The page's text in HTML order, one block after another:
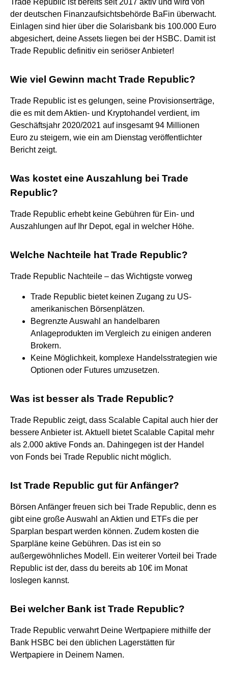
der deutschen Finanzaufsichtsbehörde BaFin überwacht.
Einlagen sind hier über die Solarisbank bis 100.000 Euro
abgesichert, deine Assets liegen bei der HSBC. Damit ist
Trade Republic definitiv ein seriöser Anbieter!
Wie viel Gewinn macht Trade Republic?
Trade Republic ist es gelungen, seine Provisionserträge,
die es mit dem Aktien- und Kryptohandel verdient, im
Geschäftsjahr 2020/2021 auf insgesamt 94 Millionen
Euro zu steigern, wie ein am Dienstag veröffentlichter
Bericht zeigt.
Was kostet eine Auszahlung bei Trade
Republic?
Trade Republic erhebt keine Gebühren für Ein- und
Auszahlungen auf Ihr Depot, egal in welcher Höhe.
Welche Nachteile hat Trade Republic?
Trade Republic Nachteile – das Wichtigste vorweg
Trade Republic bietet keinen Zugang zu US-
amerikanischen Börsenplätzen.
Begrenzte Auswahl an handelbaren
Anlageprodukten im Vergleich zu einigen anderen
Brokern.
Keine Möglichkeit, komplexe Handelsstrategien wie
Optionen oder Futures umzusetzen.
Was ist besser als Trade Republic?
Trade Republic zeigt, dass Scalable Capital auch hier der
bessere Anbieter ist. Aktuell bietet Scalable Capital mehr
als 2.000 aktive Fonds an. Dahingegen ist der Handel
von Fonds bei Trade Republic nicht möglich.
Ist Trade Republic gut für Anfänger?
Börsen Anfänger freuen sich bei Trade Republic, denn es
gibt eine große Auswahl an Aktien und ETFs die per
Sparplan bespart werden können. Zudem kosten die
Sparpläne keine Gebühren. Das ist ein so
außergewöhnliches Modell. Ein weiterer Vorteil bei Trade
Republic ist der, dass du bereits ab 10€ im Monat
loslegen kannst.
Bei welcher Bank ist Trade Republic?
Trade Republic verwahrt Deine Wertpapiere mithilfe der
Bank HSBC bei den üblichen Lagerstätten für
Wertpapiere in Deinem Namen.